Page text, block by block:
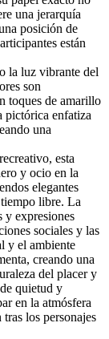
una jerarquía
posición de
están
la luz vibrante del
son
toques de amarillo
pictórica enfatiza
una
esta
y ocio en la
elegantes
libre. La
y expresiones
sociales y las
y el ambiente
creando una
del placer y
quietud y
en la atmósfera
los personajes